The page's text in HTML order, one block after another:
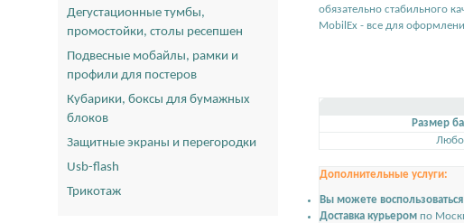
Дегустационные тумбы,
промостойки, столы ресепшен
Подвесные мобайлы, рамки и
профили для постеров
Кубарики, боксы для бумажных
блоков
Защитные экраны и перегородки
Usb-flash
Трикотаж
обязательно стабильного
MobilEx - все для
Размер
Дополнительные услуги:
Вы можете
Доставка курьером по